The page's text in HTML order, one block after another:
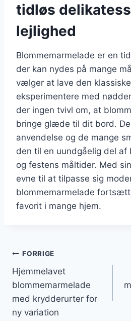
tidløs
lejlighed
Blommemarmelade er en
der kan nydes på mange
vælger at lave den
eksperimentere med
der ingen tvivl om, at
bringe glæde til dit bord.
anvendelse og de mange
den til en uundgåelig del af
og festens måltider. Med
evne til at tilpasse sig
blommemarmelade
favorit i mange hjem.
Indlægsnavigation
FORRIGE
Hjemmelavet
blommemarmelade
med krydderurter for
ny variation